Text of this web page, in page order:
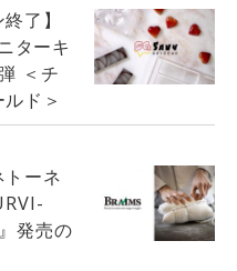
了】
ターキ
＜チ
ド＞
トーネ
発売の